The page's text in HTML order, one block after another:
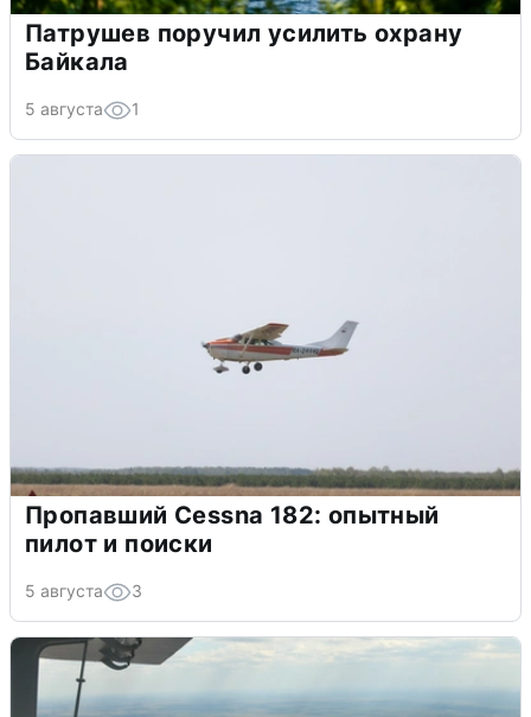
Патрушев поручил усилить охрану
Байкала
5 августа 1
Пропавший Cessna 182: опытный
пилот и поиски
5 августа 3